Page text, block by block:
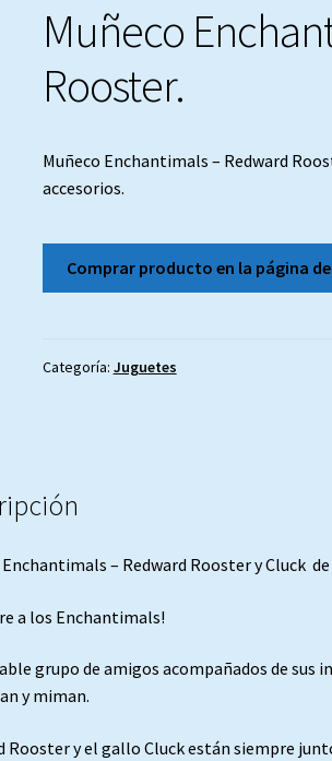
Muñeco
Rooster.
Muñeco Enchantimals – Redward
accesorios.
Comprar producto en la página
Categoría: Juguetes
– Redward Rooster y Cluck
a los Enchantimals!
grupo de amigos acompañados de sus
y miman.
Rooster y el gallo Cluck están siempre